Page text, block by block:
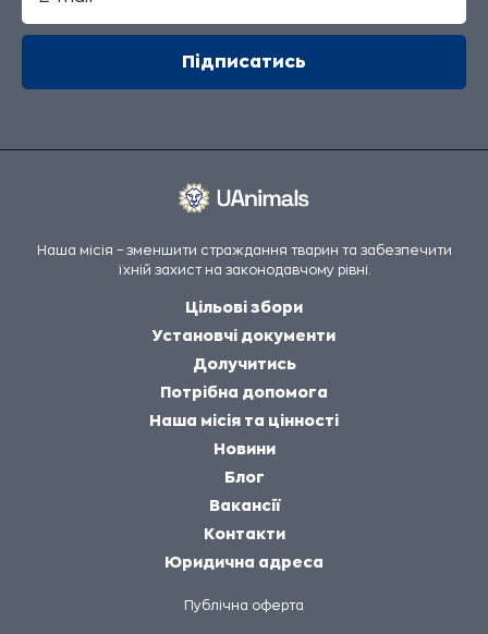
Наша місія – зменшити страждання тварин та забезпечити
їхній захист на законодавчому рівні.
Цільові збори
Установчі документи
Долучитись
Потрібна допомога
Наша місія та цінності
Новини
Блог
Вакансії
Контакти
Юридична адреса
Публічна оферта